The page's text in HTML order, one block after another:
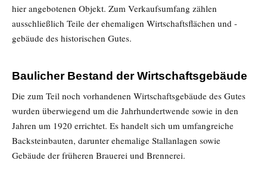
hier angebotenen Objekt. Zum Verkaufsumfang zählen
ausschließlich Teile der ehemaligen Wirtschaftsflächen und -
gebäude des historischen Gutes.
Baulicher Bestand der Wirtschaftsgebäude
Die zum Teil noch vorhandenen Wirtschaftsgebäude des Gutes
wurden überwiegend um die Jahrhundertwende sowie in den
Jahren um 1920 errichtet. Es handelt sich um umfangreiche
Backsteinbauten, darunter ehemalige Stallanlagen sowie
Gebäude der früheren Brauerei und Brennerei.